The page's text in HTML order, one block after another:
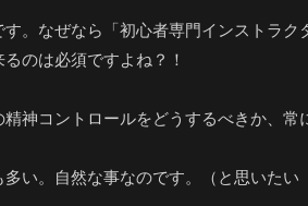
。なぜなら「初心者専門インストラ
のは必須ですよね？！
神コントロールをどうするべきか、常
い。自然な事なのです。（と思いたい